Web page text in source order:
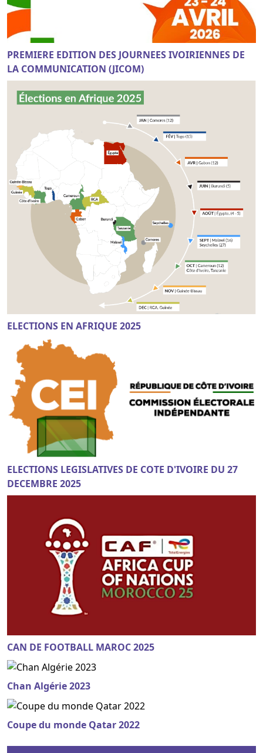
PREMIERE EDITION DES JOURNEES IVOIRIENNES DE
LA COMMUNICATION (JICOM)
ELECTIONS EN AFRIQUE 2025
ELECTIONS LEGISLATIVES DE COTE D'IVOIRE DU 27
DECEMBRE 2025
CAN DE FOOTBALL MAROC 2025
Chan Algérie 2023
Coupe du monde Qatar 2022